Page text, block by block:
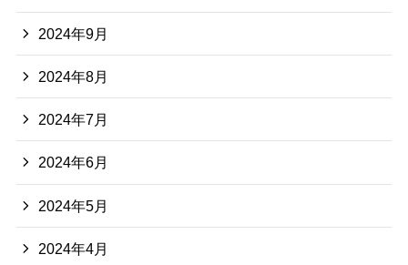
2024年9月
2024年8月
2024年7月
2024年6月
2024年5月
2024年4月